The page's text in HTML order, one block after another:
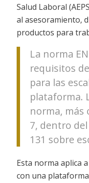
Salud Laboral
al asesoramiento,
productos para
La norma
requisitos
para las
plataforma.
norma, más
7, dentro
131 sobre
Esta norma aplica
con una